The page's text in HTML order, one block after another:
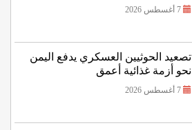
7 أغسطس 2026
تصعيد الحوثيين العسكري يدفع اليمن
نحو أزمة غذائية أعمق
7 أغسطس 2026